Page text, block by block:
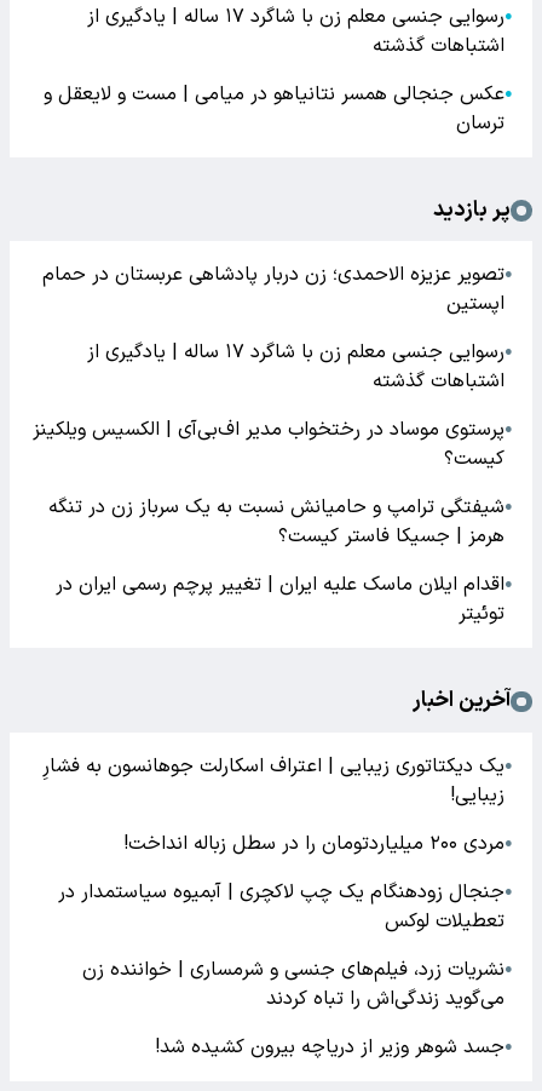
●
رسوایی جنسی معلم زن با شاگرد ۱۷ ساله | یادگیری از
اشتباهات گذشته
●عکس جنجالی همسر نتانیاهو در میامی | مست و لایعقل و
ترسان
پر بازدید
●تصویر عزیزه الاحمدی؛ زن دربار پادشاهی عربستان در حمام
اپستین
●
رسوایی جنسی معلم زن با شاگرد ۱۷ ساله | یادگیری از
اشتباهات گذشته
●پرستوی موساد در رختخواب مدیر اف‌بی‌آی | الکسیس ویلکینز
کیست؟
●شیفتگی ترامپ و حامیانش نسبت به یک سرباز زن در تنگه
هرمز | جسیکا فاستر کیست؟
●اقدام ایلان ماسک علیه ایران | تغییر پرچم رسمی ایران در
توئیتر
آخرین اخبار
●یک دیکتاتوری زیبایی | اعتراف اسکارلت جوهانسون به فشارِ
زیبایی!
●مردی ۲۰۰ میلیاردتومان را در سطل زباله انداخت!
●جنجال زودهنگام یک چپ لاکچری | آبمیوه سیاستمدار در
تعطیلات لوکس
●نشریات زرد، فیلم‌های جنسی و شرمساری | خواننده زن
می‌گوید زندگی‌اش را تباه کردند
●جسد شوهر وزیر از دریاچه بیرون کشیده شد!